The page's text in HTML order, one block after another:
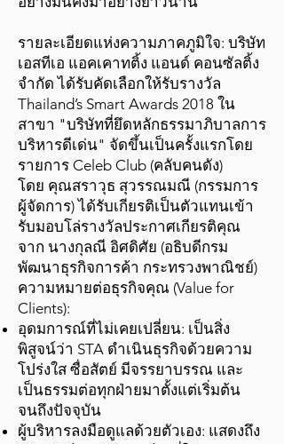
รายละเอียดแห่งความภาคภูมิใจ: บริษัท
เอสทีเอ แอคเคาทติ้ง แอนด์ คอนซัลติ้ง
จำกัด ได้รับคัดเลือกให้รับรางวัล
Thailand’s Smart Awards 2018 ใน
สาขา "บริษัทที่ยึดหลักธรรมาภิบาลการ
บริหารดีเด่น" จัดขึ้นเป็นครั้งแรกโดย
รายการ Celeb Club (คลับคนดัง)
โดย คุณสราวุธ สุวรรณมณี (กรรมการ
ผู้จัดการ) ได้รับเกียรติเป็นตัวแทนเข้า
รับมอบโล่รางวัลประกาศเกียรติคุณ
จาก นางกุลณี อิศดิศัย (อธิบดีกรม
พัฒนาธุรกิจการค้า กระทรวงพาณิชย์)
ความหมายต่อธุรกิจคุณ (Value for
Clients):
อุดมการณ์ที่ไม่เคยเปลี่ยน: เป็นสิ่ง
พิสูจน์ว่า STA ดำเนินธุรกิจด้วยความ
โปร่งใส ซื่อสัตย์ มีจรรยาบรรณ และ
เป็นธรรมต่อทุกฝ่ายมาตั้งแต่เริ่มต้น
จนถึงปัจจุบัน
ผู้บริหารลงมือดูแลด้วยตัวเอง: แสดงถึง